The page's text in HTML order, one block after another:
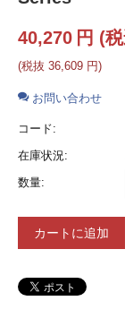
40,270 円 (
(税抜 36,609 円)
お問い合わせ
コード:
在庫状況:
数量:
カートに追加